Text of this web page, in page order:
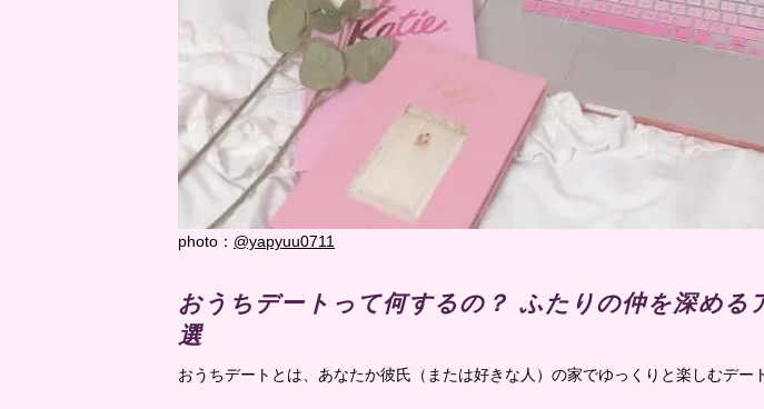
photo： @yapyuu0711
おうちデートって何するの？ ふたりの仲を深める
選
おうちデートとは、あなたか彼氏（または好きな人）の家でゆっくりと楽しむデー